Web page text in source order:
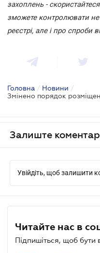
захоплень -
зможете контролювати не
реєстрі, але і про спроби
Головна / Новини /
Залиште коментар
Увійдіть, щоб залишити
Читайте нас в
Підпишіться, щоб бути